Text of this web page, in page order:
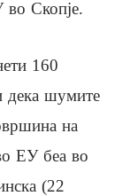
во Скопје.
160
дека шумите
на
ЕУ беа во
(22